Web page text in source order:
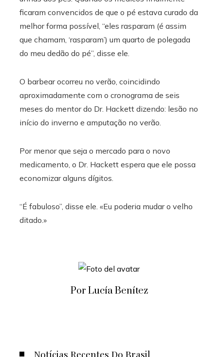
ficaram convencidos de que o pé estava curado da
melhor forma possível, “eles rasparam (é assim
que chamam, ‘rasparam’) um quarto de polegada
do meu dedão do pé”, disse ele.
O barbear ocorreu no verão, coincidindo
aproximadamente com o cronograma de seis
meses do mentor do Dr. Hackett dizendo: lesão no
início do inverno e amputação no verão.
Por menor que seja o mercado para o novo
medicamento, o Dr. Hackett espera que ele possa
economizar alguns dígitos.
“É fabuloso”, disse ele. «Eu poderia mudar o velho
ditado.»
Por Lucía Benítez
Notícias Recentes Do Brasil